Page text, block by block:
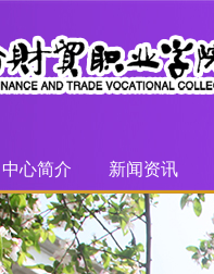
中心简介 新闻资讯